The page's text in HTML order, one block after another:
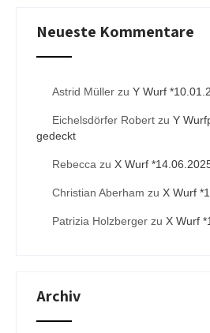
Neueste Kommentare
Astrid Müller zu Y Wurf
Eichelsdörfer Robert zu Y
gedeckt
Rebecca zu X Wurf
Christian Aberham zu X Wurf
Patrizia Holzberger zu X Wurf
Archiv